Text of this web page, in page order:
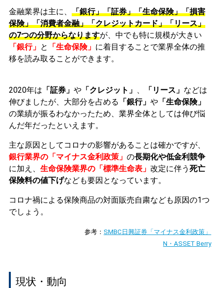
金融業界は主に、 「銀行」「証券」「生命保険」「損害
保険」「消費者金融」「クレジットカード」「リース」
の7つの分野からなりますが、中でも特に規模が大きい
「銀行」 と 「生命保険」 に着目することで業界全体の推
移を読み取ることができます。
2020年は 「証券」 や「クレジット」 、 「リース」 などは
伸びましたが、大部分を占める 「銀行」 や「生命保険」
の業績が振るわなかったため、業界全体としては伸び悩
んだ年だったといえます。
主な原因としてコロナの影響があることは確かですが、
銀行業界の「マイナス金利政策」 の長期化や低金利競争
に加え、 生命保険業界の「標準生命表」 改定に伴う 死亡
保険料の値下げなども要因となっています。
コロナ禍による保険商品の対面販売自粛なども原因の1つ
でしょう。
参考：SMBC日興証券「マイナス金利政策」
N・ASSET Berry
現状・動向